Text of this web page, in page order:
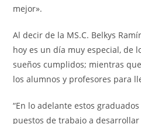
mejor».
Al decir de la MS.C. Belkys
hoy es un día muy especial, de
sueños cumplidos; mientras
los alumnos y profesores para
“En lo adelante estos
puestos de trabajo a